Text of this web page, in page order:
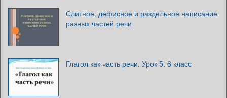
Слитное, дефисное и раздельное написание
разных частей речи
Глагол как часть речи. Урок 5. 6 класс